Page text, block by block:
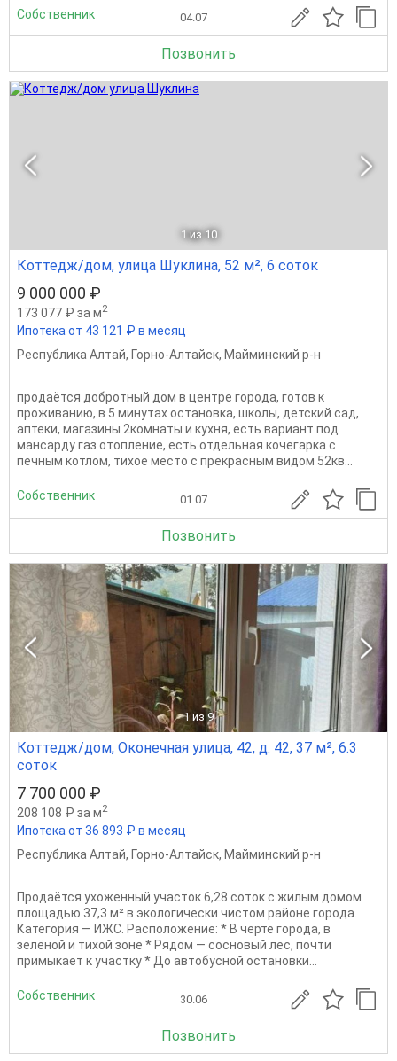
Собственник 04.07
Позвонить
1 из 10
Коттедж/дом, улица Шуклина, 52 м², 6 соток
9 000 000 ₽
173 077 ₽ за м2
Ипотека от 43 121 ₽ в месяц
Республика Алтай, Горно-Алтайск, Майминский р-н
продаётся добротный дом в центре города, готов к
проживанию, в 5 минутах остановка, школы, детский сад,
аптеки, магазины 2комнаты и кухня, есть вариант под
мансарду газ отопление, есть отдельная кочегарка с
печным котлом, тихое место с прекрасным видом 52кв...
Собственник 01.07
Позвонить
1 из 9
Коттедж/дом, Оконечная улица, 42, д. 42, 37 м², 6.3
соток
7 700 000 ₽
208 108 ₽ за м2
Ипотека от 36 893 ₽ в месяц
Республика Алтай, Горно-Алтайск, Майминский р-н
Продаётся ухоженный участок 6,28 соток с жилым домом
площадью 37,3 м² в экологически чистом районе города.
Категория — ИЖС. Расположение: * В черте города, в
зелёной и тихой зоне * Рядом — сосновый лес, почти
примыкает к участку * До автобусной остановки...
Собственник 30.06
Позвонить